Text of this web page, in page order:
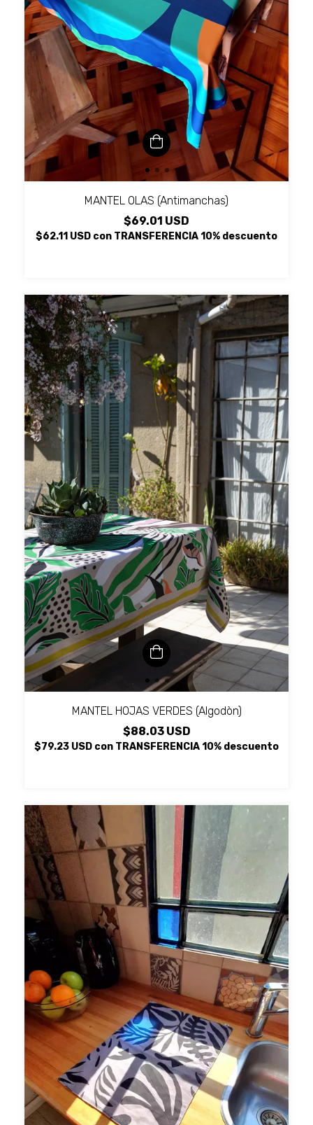
MANTEL OLAS (Antimanchas)
$69.01 USD
$62.11 USD con TRANSFERENCIA 10% descuento
MANTEL HOJAS VERDES (Algodòn)
$88.03 USD
$79.23 USD con TRANSFERENCIA 10% descuento